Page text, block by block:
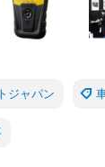
ジャパン